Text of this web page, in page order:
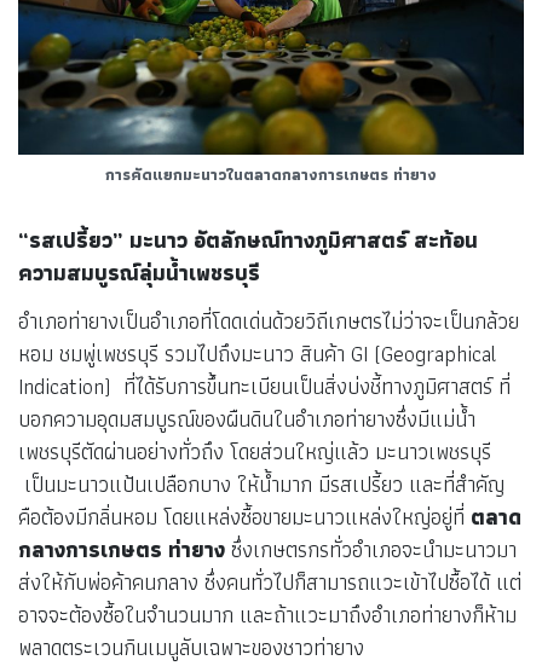
การคัดแยกมะนาวในตลาดกลางการเกษตร ท่ายาง
“รสเปรี้ยว” มะนาว อัตลักษณ์ทางภูมิศาสตร์ สะท้อน
ความสมบูรณ์ลุ่มน้ำเพชรบุรี
อำเภอท่ายางเป็นอำเภอที่โดดเด่นด้วยวิถีเกษตรไม่ว่าจะเป็นกล้วย
หอม ชมพู่เพชรบุรี รวมไปถึงมะนาว สินค้า GI (Geographical
Indication) ที่ได้รับการขึ้นทะเบียนเป็นสิ่งบ่งชี้ทางภูมิศาสตร์ ที่
บอกความอุดมสมบูรณ์ของผืนดินในอำเภอท่ายางซึ่งมีแม่น้ำ
เพชรบุรีตัดผ่านอย่างทั่วถึง โดยส่วนใหญ่แล้ว มะนาวเพชรบุรี
เป็นมะนาวแป้นเปลือกบาง ให้น้ำมาก มีรสเปรี้ยว และที่สำคัญ
คือต้องมีกลิ่นหอม โดยแหล่งซื้อขายมะนาวแหล่งใหญ่อยู่ที่ ตลาด
กลางการเกษตร ท่ายางซึ่งเกษตรกรทั่วอำเภอจะนำมะนาวมา
ส่งให้กับพ่อค้าคนกลาง ซึ่งคนทั่วไปก็สามารถแวะเข้าไปซื้อได้ แต่
อาจจะต้องซื้อในจำนวนมาก และถ้าแวะมาถึงอำเภอท่ายางก็ห้าม
พลาดตระเวนกินเมนูลับเฉพาะของชาวท่ายาง